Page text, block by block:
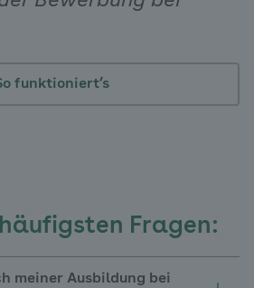
funktioniert’s
häufigsten Fragen:
meiner Ausbildung bei